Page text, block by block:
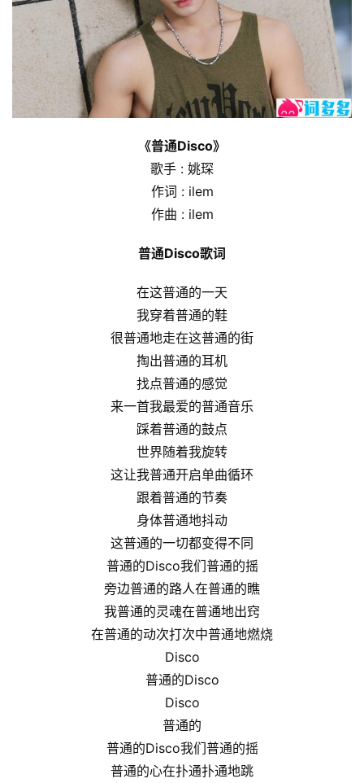
《普通Disco》
歌手 : 姚琛
作词 : ilem
作曲 : ilem
普通Disco歌词
在这普通的一天
我穿着普通的鞋
很普通地走在这普通的街
掏出普通的耳机
找点普通的感觉
来一首我最爱的普通音乐
踩着普通的鼓点
世界随着我旋转
这让我普通开启单曲循环
跟着普通的节奏
身体普通地抖动
这普通的一切都变得不同
普通的Disco我们普通的摇
旁边普通的路人在普通的瞧
我普通的灵魂在普通地出窍
在普通的动次打次中普通地燃烧
Disco
普通的Disco
Disco
普通的
普通的Disco我们普通的摇
普通的心在扑通扑通地跳